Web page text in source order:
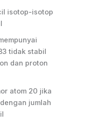
isotop-isotop
tidak stabil
dan proton
atom 20 jika
jumlah